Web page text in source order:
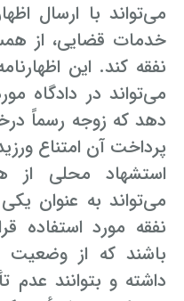
می‌تواند با ارسال
خدمات قضایی، از
نفقه کند. این
می‌تواند در دادگاه
دهد که زوجه رسماً
پرداخت آن امتناع
استشهاد محلی از
می‌تواند به عنوان
نفقه مورد استفاده
باشند که از وضعیت
داشته و بتوانند عدم